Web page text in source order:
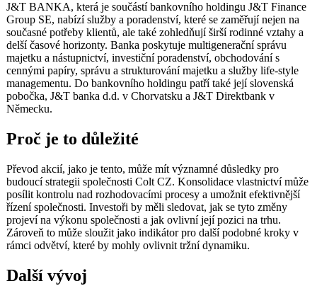
J&T BANKA, která je součástí bankovního holdingu J&T Finance
Group SE, nabízí služby a poradenství, které se zaměřují nejen na
současné potřeby klientů, ale také zohledňují širší rodinné vztahy a
delší časové horizonty. Banka poskytuje multigenerační správu
majetku a nástupnictví, investiční poradenství, obchodování s
cennými papíry, správu a strukturování majetku a služby life-style
managementu. Do bankovního holdingu patří také její slovenská
pobočka, J&T banka d.d. v Chorvatsku a J&T Direktbank v
Německu.
Proč je to důležité
Převod akcií, jako je tento, může mít významné důsledky pro
budoucí strategii společnosti Colt CZ. Konsolidace vlastnictví může
posílit kontrolu nad rozhodovacími procesy a umožnit efektivnější
řízení společnosti. Investoři by měli sledovat, jak se tyto změny
projeví na výkonu společnosti a jak ovlivní její pozici na trhu.
Zároveň to může sloužit jako indikátor pro další podobné kroky v
rámci odvětví, které by mohly ovlivnit tržní dynamiku.
Další vývoj